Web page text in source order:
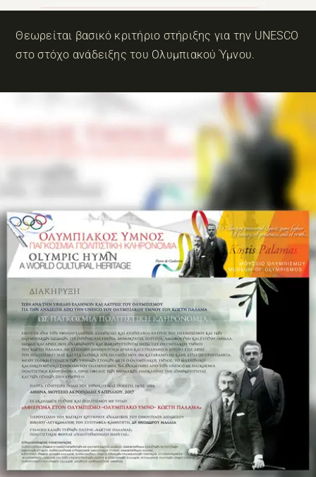
Θεωρείται βασικό κριτήριο στήριξης για την UNESCO
στο στόχο ανάδειξης του Ολυμπιακού Ύμνου.